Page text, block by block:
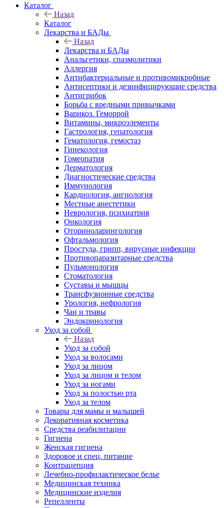
Каталог
Назад
Каталог
Лекарства и БАДы
Назад
Лекарства и БАДы
Анальгетики, спазмолитики
Аллергия
Антибактериальные и противомикробные
Антисептики и дезинфицирующие средства
Антигрибок
Борьба с вредными привычками
Варикоз. Геморрой
Витамины, микроэлементы
Гастрология, гепатология
Гематология, гемостаз
Гинекология
Гомеопатия
Дерматология
Диагностические средства
Иммунология
Кардиология, ангиология
Местные анестетики
Неврология, психиатрия
Онкология
Оториноларингология
Офтальмология
Простуда, грипп, вирусные инфекции
Противопаразитарные средства
Пульмонология
Стоматология
Суставы и мышцы
Трансфузионные средства
Урология, нефрология
Чаи и травы
Эндокринология
Уход за собой
Назад
Уход за собой
Уход за волосами
Уход за лицом
Уход за лицом и телом
Уход за ногами
Уход за полостью рта
Уход за телом
Товары для мамы и малышей
Декоративная косметика
Средства реабилитации
Гигиена
Женская гигиена
Здоровое и спец. питание
Контрацепция
Лечебно-профилактическое белье
Медицинская техника
Медицинские изделия
Репелленты